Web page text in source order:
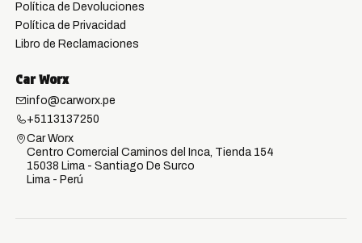
Política de Devoluciones
Política de Privacidad
Libro de Reclamaciones
Car Worx
info@carworx.pe
+5113137250
Car Worx
Centro Comercial Caminos del Inca, Tienda 154
15038 Lima - Santiago De Surco
Lima - Perú